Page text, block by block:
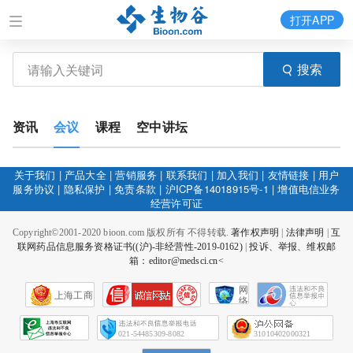
搜索
打开APP
资讯 会议 课程 空中讲坛
关于我们 | 产品大全|营销服务 | 联系我们 | 加入我们 | 友情链接 | 用户
服务协议 | 隐私保护 |免责条款 | 沪ICP备14018915号-1 |增值电信业务
经营许可证
Copyright©2001-2020 bioon.com 版权所有 不得转载.著作权声明 法律声明
互
联网药品信息服务资格证书((沪)-非经营性-2019-0162)|投诉、举报、维权邮
箱：editor@medsci.cn<
上海工商
网
络
会
征
021-54485309-8082 31010402000321